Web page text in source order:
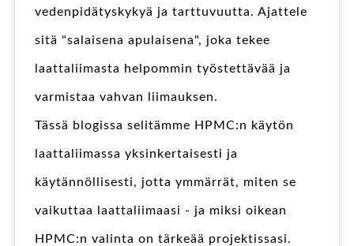
vedenpidätyskykyä ja tarttuvuutta. Ajattele
sitä "salaisena apulaisena", joka tekee
laattaliimasta helpommin työstettävää ja
varmistaa vahvan liimauksen.
Tässä blogissa selitämme HPMC:n käytön
laattaliimassa yksinkertaisesti ja
käytännöllisesti, jotta ymmärrät, miten se
vaikuttaa laattaliimaasi - ja miksi oikean
HPMC:n valinta on tärkeää projektissasi.